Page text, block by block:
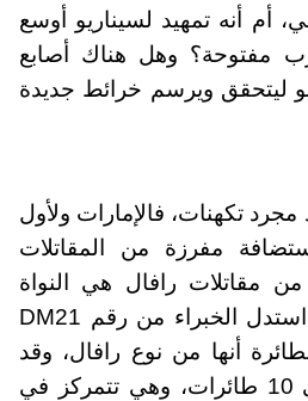
أم أنه تمهيد لسيناريو أوسع
مفتوحة؟ وهل هناك أصابع
ليتحقق ويرسم خرائط جديدة
مجرد تكهنات، فالإمارات ولأول
مفرزة من المقاتلات
مقاتلات رافال هي النواة
الرئيسية للمهمة، وقد استدل الخبراء من رقم DM21
أنها من نوع رافال، وقد
وصل عددها بين 8 إلى 10 طائرات، وهي تتمركز في